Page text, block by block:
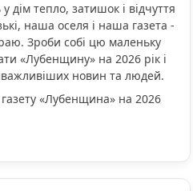
дім тепло, затишок і відчуття
наша оселя і наша газета -
Зроби собі цю маленьку
«Лубенщину» на 2026 рік і
новин та людей.
«Лубенщина» на 2026